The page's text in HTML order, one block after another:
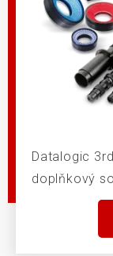
Datalogic
doplňkový